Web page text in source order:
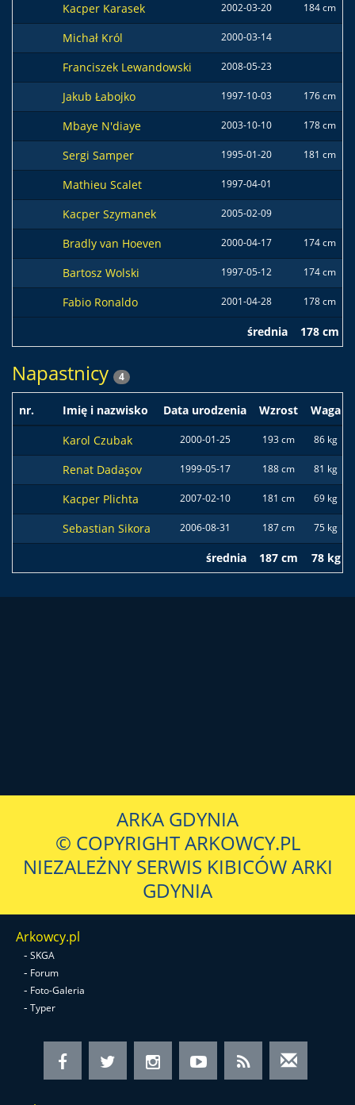
Kacper Karasek 2002-03-20 184 cm
Michał Król 2000-03-14
Franciszek Lewandowski 2008-05-23
Jakub Łabojko 1997-10-03 176 cm
Mbaye N'diaye 2003-10-10 178 cm
Sergi Samper 1995-01-20 181 cm
Mathieu Scalet 1997-04-01
Kacper Szymanek 2005-02-09
Bradly van Hoeven 2000-04-17 174 cm
Bartosz Wolski 1997-05-12 174 cm
Fabio Ronaldo 2001-04-28 178 cm
średnia 178 cm
Napastnicy 4
nr. Imię i nazwisko Data urodzenia Wzrost Waga
Karol Czubak
2000-01-25 193 cm 86 kg
Renat Dadaşov 1999-05-17 188 cm 81 kg
Kacper Plichta 2007-02-10 181 cm 69 kg
Sebastian Sikora 2006-08-31 187 cm 75 kg
średnia 187 cm 78 kg
ARKA GDYNIA
© COPYRIGHT ARKOWCY.PL
NIEZALEŻNY SERWIS KIBICÓW ARKI
GDYNIA
Arkowcy.pl
- SKGA
- Forum
- Foto-Galeria
- Typer